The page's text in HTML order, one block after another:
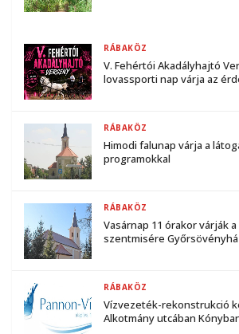
V. Fehértói Akadályhajtó
lovassporti nap várja az
RÁBAKÖZ
Himodi falunap várja a
programokkal
RÁBAKÖZ
Vasárnap 11 órakor várják
szentmisére
RÁBAKÖZ
Vízvezeték-rekonstrukció
Alkotmány utcában
RÁBAKÖZ